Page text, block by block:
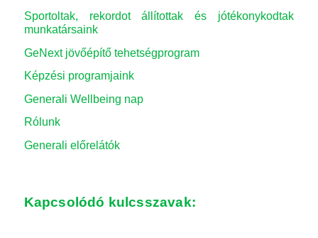
Sportoltak, rekordot állítottak és jótékonykodtak
munkatársaink
GeNext jövőépítő tehetségprogram
Képzési programjaink
Generali Wellbeing nap
Rólunk
Generali előrelátók
Kapcsolódó kulcsszavak: